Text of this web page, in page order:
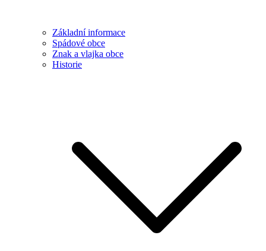
Základní informace
Spádové obce
Znak a vlajka obce
Historie